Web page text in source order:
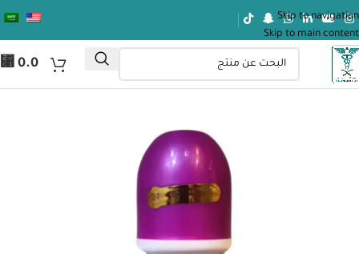
Skip to navigation
Skip to main content
⃁ 0.0